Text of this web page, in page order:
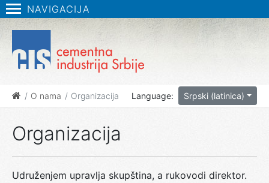
NAVIGACIJA
O nama Organizacija Language: Srpski (latinica)
Organizacija
Udruženjem upravlja skupština, a rukovodi direktor.